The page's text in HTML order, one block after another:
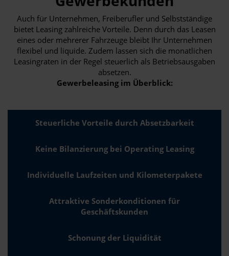
Auch für Unternehmen, Freiberufler und Selbstständige
bietet Leasing zahlreiche Vorteile. Denn durch das Leasen
eines oder mehrerer Fahrzeuge bleibt Ihr Unternehmen
flexibel und liquide. Zudem lassen sich die monatlichen
Leasingraten in der Regel steuerlich als Betriebsausgaben
absetzen.
Gewerbeleasing im Überblick:
Steuerliche Vorteile durch Absetzbarkeit
Keine Bilanzierung bei Operating Leasing
Individuelle Laufzeiten und Kilometerpakete
Attraktive Sonderkonditionen für
Geschäftskunden
Schonung der Liquidität